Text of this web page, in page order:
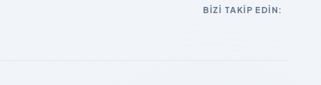
BIZI TAKIP EDIN: